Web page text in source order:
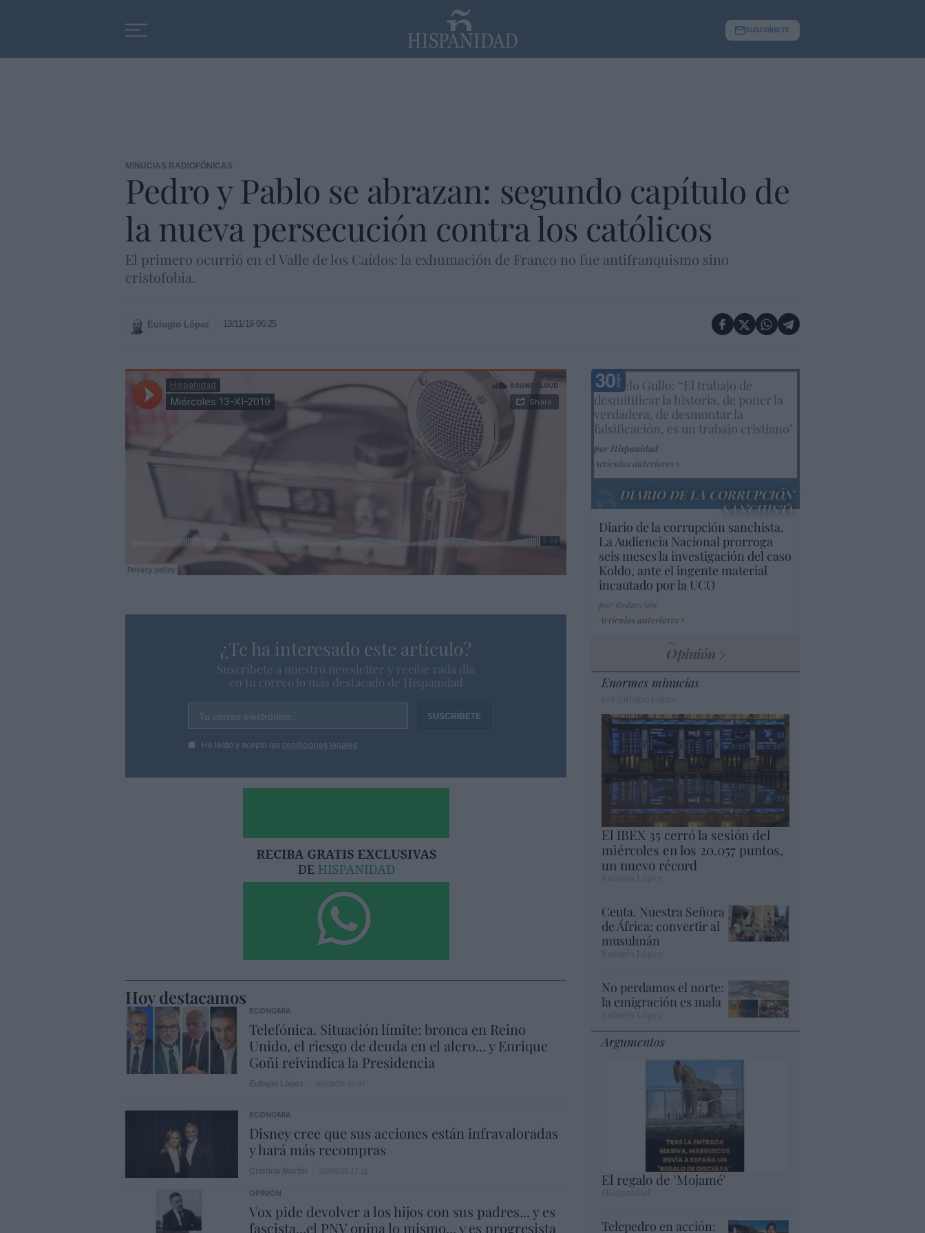
SUSCRÍBETE
MINUCIAS RADIOFÓNICAS
Pedro y Pablo se abrazan: segundo capítulo de
la nueva persecución contra los católicos
El primero ocurrió en el Valle de los Caídos: la exhumación de Franco no fue antifranquismo sino
cristofobia.
Eulogio López 13/11/19 06:25
¿Te ha interesado este artículo?
Suscríbete a nuestro newsletter y recibe cada dia
en tu correo lo más destacado de Hispanidad
Tu correo electrónico...
He leído y acepto las condiciones legales
Hoy destacamos
ECONOMÍA
Telefónica. Situación límite: bronca en Reino
Unido, el riesgo de deuda en el alero... y Enrique
Goñi reivindica la Presidencia
ECONOMÍA
Disney cree que sus acciones están infravaloradas
y hará más recompras
OPINIÓN
Vox pide devolver a los hijos con sus padres... y es
fascista...el PNV opina lo mismo... y es progresista
Marcelo Gullo: “El trabajo de
desmitificar la historia, de poner la
verdadera, de desmontar la
falsificación, es un trabajo cristiano"
por Hispanidad
Artículos anteriores
DIARIO DE LA CORRUPCIÓN
SANCHISTA
Diario de la corrupción sanchista.
La Audiencia Nacional prorroga
seis meses la investigación del caso
Koldo, ante el ingente material
incautado por la UCO
Artículos anteriores
Opinión
Enormes minucias
El IBEX 35 cerró la sesión del
miércoles en los 20.057 puntos,
un nuevo récord
Ceuta. Nuestra Señora
de África: convertir al
musulmán
No perdamos el norte:
la emigración es mala
Argumentos
El regalo de 'Mojamé'
Telepedro en acción: